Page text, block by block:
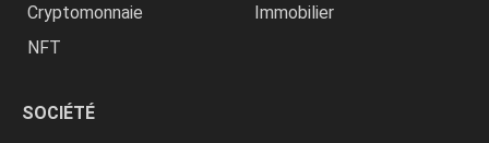
Cryptomonnaie
Immobilier
NFT
SOCIÉTÉ